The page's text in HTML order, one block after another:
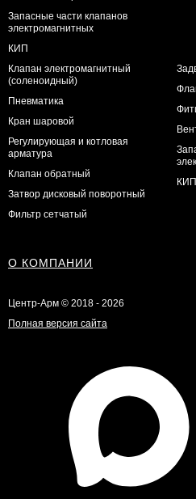
Запасные части клапанов
электромагнитных
КИП
Клапан электромагнитный
(соленоидный)
Пневматика
Кран шаровой
Регулирующая и котловая
арматура
Клапан обратный
Затвор дисковый поворотный
Фильтр сетчатый
КИП
О КОМПАНИИ
Центр-Арм © 2018 - 2026
Полная версия сайта